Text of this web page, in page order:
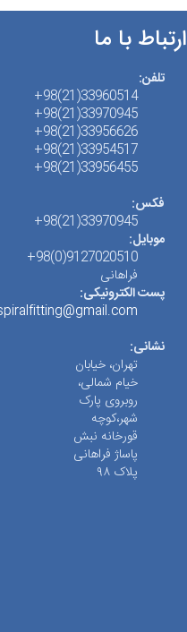
ارتباط با ما
تلفن:
33960514(21)98+
33970945(21)98+
33956626(21)98+
33954517(21)98+
33956455(21)98+
فکس:
33970945(21)98+
موبایل:
9127020510(0)98+
فراهانی
پست الکترونیکی:
spiralfitting@gmail.com
نشانی:
تهران، خیابان
خیام شمالی،
روبروی پارک
شهر،کوچه
قورخانه نبش
پاساژ فراهانی
پلاک ۹۸